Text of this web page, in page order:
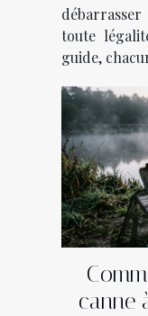
toute
guide,
canne